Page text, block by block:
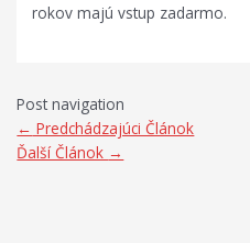
rokov majú vstup zadarmo.
Post navigation
← Predchádzajúci Článok
Ďalší Článok →